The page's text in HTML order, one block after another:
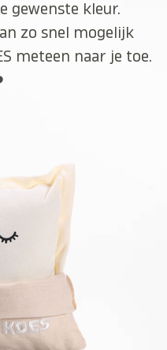
gewenste kleur.
zo snel mogelijk
meteen naar je toe.